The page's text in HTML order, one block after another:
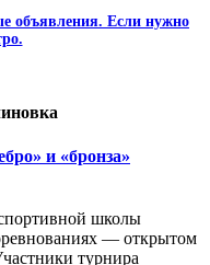
объявления. Если нужно
и «бронза»
школы
— открытом
турнира